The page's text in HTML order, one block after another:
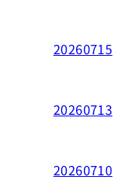
20260715
20260713
20260710